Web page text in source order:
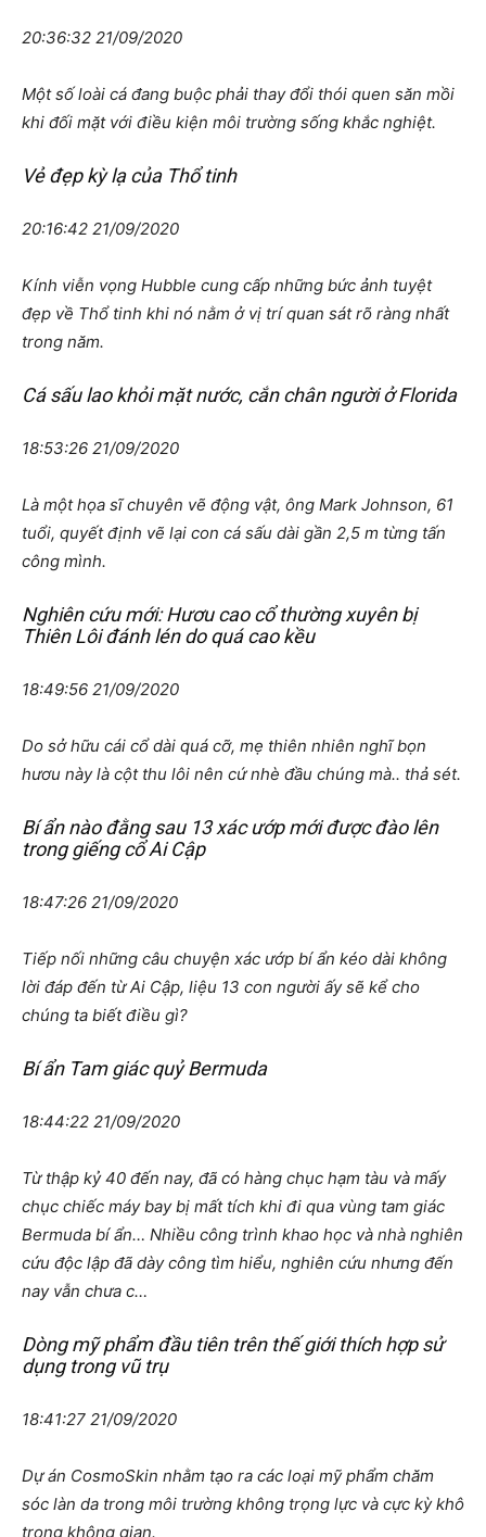
20:36:32 21/09/2020
Một số loài cá đang buộc phải thay đổi thói quen săn mồi
khi đối mặt với điều kiện môi trường sống khắc nghiệt.
Vẻ đẹp kỳ lạ của Thổ tinh
20:16:42 21/09/2020
Kính viễn vọng Hubble cung cấp những bức ảnh tuyệt
đẹp về Thổ tinh khi nó nằm ở vị trí quan sát rõ ràng nhất
trong năm.
Cá sấu lao khỏi mặt nước, cắn chân người ở Florida
18:53:26 21/09/2020
Là một họa sĩ chuyên vẽ động vật, ông Mark Johnson, 61
tuổi, quyết định vẽ lại con cá sấu dài gần 2,5 m từng tấn
công mình.
Nghiên cứu mới: Hươu cao cổ thường xuyên bị
Thiên Lôi đánh lén do quá cao kều
18:49:56 21/09/2020
Do sở hữu cái cổ dài quá cỡ, mẹ thiên nhiên nghĩ bọn
hươu này là cột thu lôi nên cứ nhè đầu chúng mà.. thả sét.
Bí ẩn nào đằng sau 13 xác ướp mới được đào lên
trong giếng cổ Ai Cập
18:47:26 21/09/2020
Tiếp nối những câu chuyện xác ướp bí ẩn kéo dài không
lời đáp đến từ Ai Cập, liệu 13 con người ấy sẽ kể cho
chúng ta biết điều gì?
Bí ẩn Tam giác quỷ Bermuda
18:44:22 21/09/2020
Từ thập kỷ 40 đến nay, đã có hàng chục hạm tàu và mấy
chục chiếc máy bay bị mất tích khi đi qua vùng tam giác
Bermuda bí ẩn… Nhiều công trình khao học và nhà nghiên
cứu độc lập đã dày công tìm hiểu, nghiên cứu nhưng đến
nay vẫn chưa c…
Dòng mỹ phẩm đầu tiên trên thế giới thích hợp sử
dụng trong vũ trụ
18:41:27 21/09/2020
Dự án CosmoSkin nhằm tạo ra các loại mỹ phẩm chăm
sóc làn da trong môi trường không trọng lực và cực kỳ khô
trong không gian.